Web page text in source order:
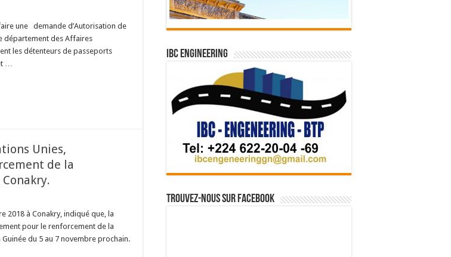
une demande d’Autorisation de
département des Affaires
les détenteurs de passeports
…
Unies,
de la
2018 à Conakry, indiqué que, la
pour le renforcement de la
du 5 au 7 novembre prochain.
IBC Engineering
Trouvez-nous sur Facebook